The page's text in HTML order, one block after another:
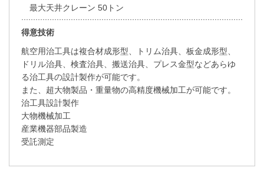
最大天井クレーン 50トン
得意技術
航空用治工具は複合材成形型、トリム治具、板金成形型、
ドリル治具、検査治具、搬送治具、プレス金型などあらゆ
る治工具の設計製作が可能です。
また、超大物製品・重量物の高精度機械加工が可能です。
治工具設計製作
大物機械加工
産業機器部品製造
受託測定